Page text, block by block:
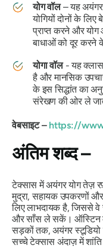
योग वॉल– यह अयंगर
योगियों दोनों के
प्राप्त करने और
बाधाओं को दूर करने
योगा वॉल - यह क्लास
है और मानसिक
के इस सिद्धांत का
संरेखण की ओर ले
वेबसाइट –https://
अंतिम शब्द –
टेक्सास में अयंगर योग तेज़
मुद्रा, सहायक उपकरणों और
लिए लाभदायक है, जिससे
और साँस ले सकें। ऑस्टिन
सड़कों तक, अयंगर स्टूडियो
सच्चे टेक्सास अंदाज़ में